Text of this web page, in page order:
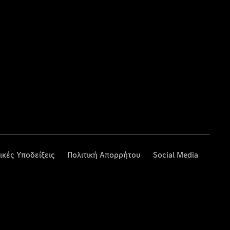
Υποδείξεις Πολιτική Απορρήτου Social Media